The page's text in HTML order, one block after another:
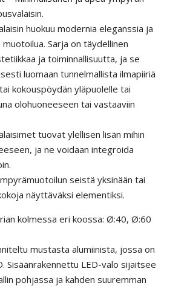
huokuu modernia eleganssia ja
Sarja on täydellinen
ja toiminnallisuutta, ja se
luomaan tunnelmallista ilmapiiriä
kokouspöydän yläpuolelle tai
olohuoneeseen tai vastaaviin
tuovat ylellisen lisän mihin
ja ne voidaan integroida
seistä yksinään tai
näyttäväksi elementiksi.
kolmessa eri koossa: Ø:40, Ø:60
mustasta alumiinista, jossa on
Sisäänrakennettu LED-valo sijaitsee
pohjassa ja kahden suuremman